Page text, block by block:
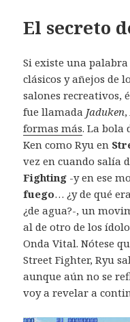
El secreto
Si existe una
clásicos y añejos de
salones recreativos,
fue llamada Jaduken,
formas más. La bola
Ken como Ryu en
vez en cuando salía
Fighting -y en ese
fuego… ¿y de qué
¿de agua?-, un
al de otro de los
Onda Vital. Nótese
Street Fighter, Ryu
aunque aún no se
voy a revelar a